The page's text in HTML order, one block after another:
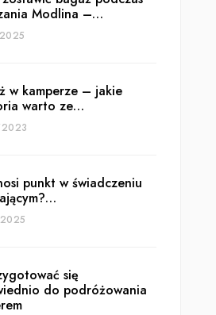
Modlina –…
w kamperze – jakie
warto ze…
punkt w świadczeniu
się
do podróżowania